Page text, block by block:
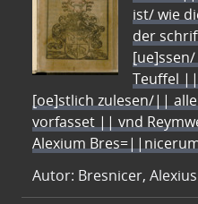
ist/ wie
der
Teuffel ||
[oe]stlich zulesen/||
vorfasset || vnd
Alexium
Autor: Bresnicer, Alexius